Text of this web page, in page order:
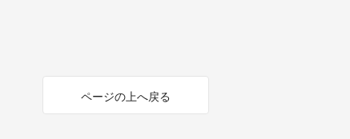
ページの上へ戻る